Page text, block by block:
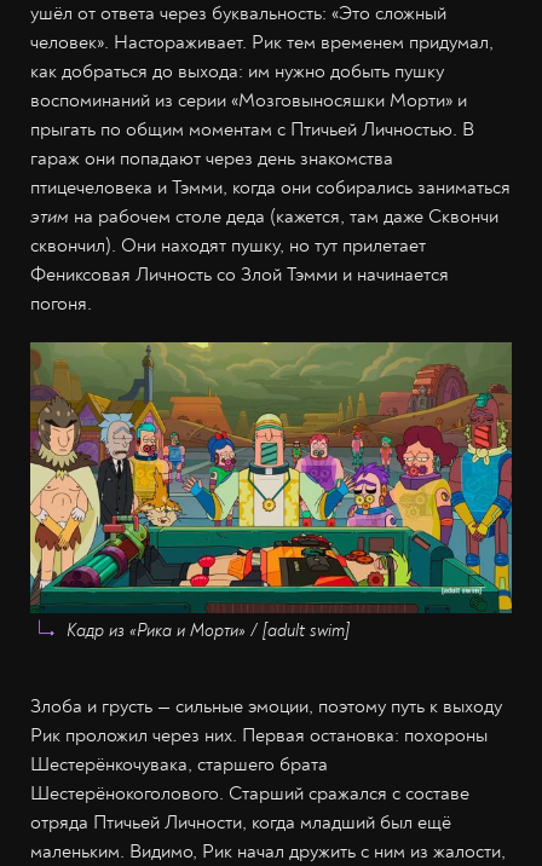
ушёл от ответа через буквальность: «Это сложный
человек». Настораживает. Рик тем временем придумал,
как добраться до выхода: им нужно добыть пушку
воспоминаний из серии «Мозговыносяшки Морти» и
прыгать по общим моментам с Птичьей Личностью. В
гараж они попадают через день знакомства
птицечеловека и Тэмми, когда они собирались заниматься
этим на рабочем столе деда (кажется, там даже Сквончи
сквончил). Они находят пушку, но тут прилетает
Фениксовая Личность со Злой Тэмми и начинается
погоня.
Кадр из «Рика и Морти» / [adult swim]
Злоба и грусть — сильные эмоции, поэтому путь к выходу
Рик проложил через них. Первая остановка: похороны
Шестерёнкочувака, старшего брата
Шестерёнокоголового. Старший сражался с составе
отряда Птичьей Личности, когда младший был ещё
маленьким. Видимо, Рик начал дружить с ним из жалости,